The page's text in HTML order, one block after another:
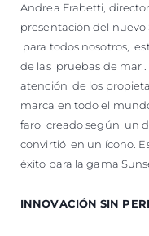
Andrea Frabetti,
presentación del
para todos nosotros,
de las pruebas de mar
atención de los
marca en todo el
faro creado según un
convirtió en un ícono.
éxito para la gama
INNOVACIÓN SIN